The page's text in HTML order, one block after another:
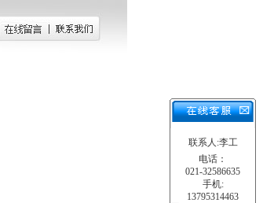
联系人:李工
电话：
021-32586635
手机:
13795314463